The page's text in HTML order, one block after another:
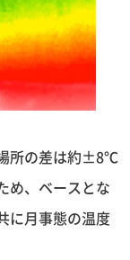
所の差は約±8℃
め、ベースとな
に月事態の温度